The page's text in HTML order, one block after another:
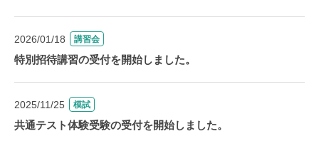
2026/01/18 講習会
特別招待講習の受付を開始しました。
2025/11/25 模試
共通テスト体験受験の受付を開始しました。